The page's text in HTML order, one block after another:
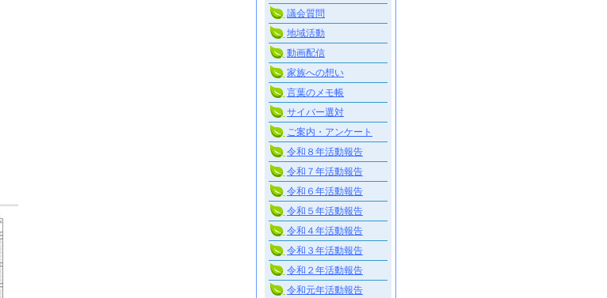
議会質問
地域活動
動画配信
家族への想い
言葉のメモ帳
サイバー選対
ご案内・アンケート
令和８年活動報告
令和７年活動報告
令和６年活動報告
令和５年活動報告
令和４年活動報告
令和３年活動報告
令和２年活動報告
令和元年活動報告